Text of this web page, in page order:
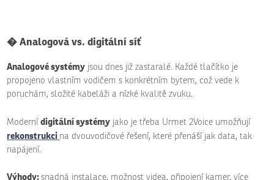
� Analogová vs. digitální síť
Analogové systémy jsou dnes již zastaralé. Každé tlačítko je
propojeno vlastním vodičem s konkrétním bytem, což vede k
poruchám, složité kabeláži a nízké kvalitě zvuku.
Modernídigitální systémy jako je třeba Urmet2Voice umožňují
rekonstrukci na dvouvodičové řešení, které přenáší jak data, tak
napájení.
Výhody:snadná instalace, možnost videa, připojení kamer, více